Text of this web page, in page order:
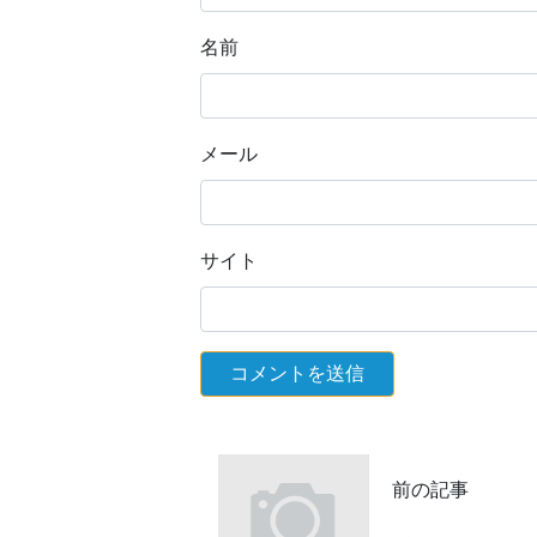
名前
メール
サイト
前の記事